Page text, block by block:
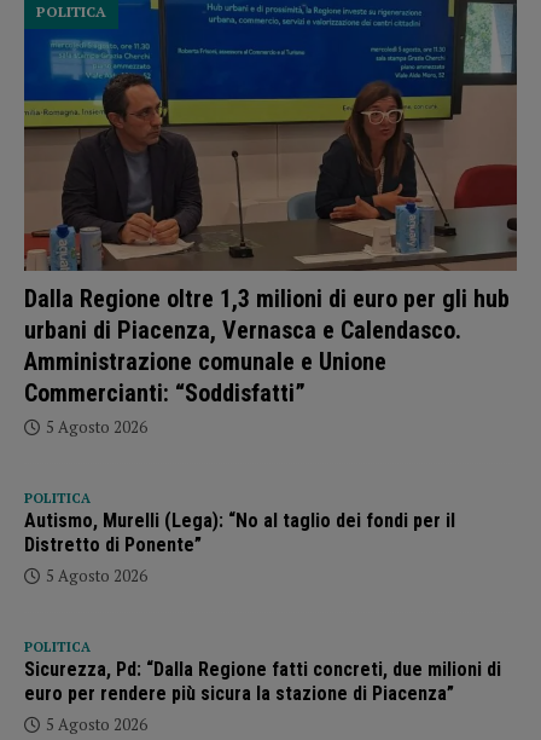
Dalla Regione oltre 1,3 milioni di euro per gli hub
urbani di Piacenza, Vernasca e Calendasco.
Amministrazione comunale e Unione
Commercianti: “Soddisfatti”
POLITICA
5 Agosto 2026
POLITICA
Autismo, Murelli (Lega): “No al taglio dei fondi per il
Distretto di Ponente”
5 Agosto 2026
POLITICA
Sicurezza, Pd: “Dalla Regione fatti concreti, due milioni di
euro per rendere più sicura la stazione di Piacenza”
5 Agosto 2026